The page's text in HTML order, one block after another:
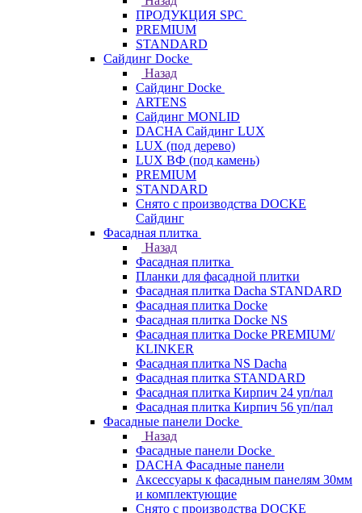
ПРОДУКЦИЯ SPC
PREMIUM
STANDARD
Сайдинг Docke
Назад
Сайдинг Docke
ARTENS
Cайдинг MONLID
DACHA Сайдинг LUX
LUX (под дерево)
LUX ВФ (под камень)
PREMIUM
STANDARD
Снято с производства DOCKE
Сайдинг
Фасадная плитка
Назад
Фасадная плитка
Планки для фасадной плитки
Фасадная плитка Dacha STANDARD
Фасадная плитка Docke
Фасадная плитка Docke NS
Фасадная плитка Docke PREMIUM/
KLINKER
Фасадная плитка NS Dacha
Фасадная плитка STANDARD
Фасадная плитка Кирпич 24 уп/пал
Фасадная плитка Кирпич 56 уп/пал
Фасадные панели Docke
Назад
Фасадные панели Docke
DACHA Фасадные панели
Аксессуары к фасадным панелям 30мм
и комплектующие
Снято с производства DOCKE